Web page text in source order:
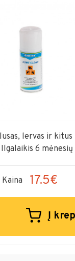
lervas ir kitus
6
Kaina 17.5€
Į